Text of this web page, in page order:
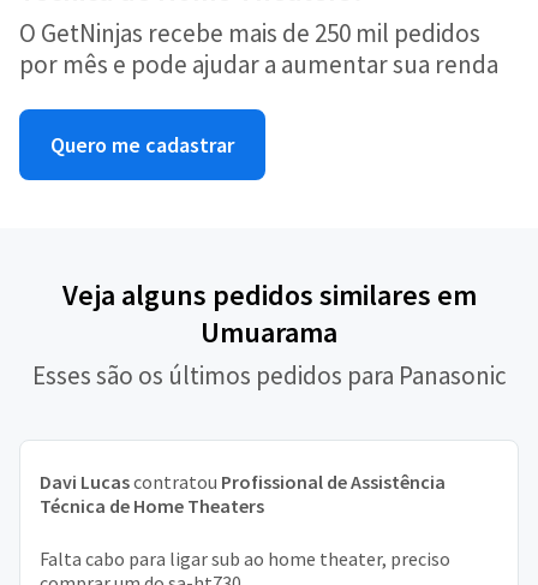
O GetNinjas recebe mais de 250 mil pedidos
por mês e pode ajudar a aumentar sua renda
Quero me cadastrar
Veja alguns pedidos similares em
Umuarama
Esses são os últimos pedidos para Panasonic
Davi Lucascontratou Profissional de Assistência
Técnica de Home Theaters
Falta cabo para ligar sub ao home theater, preciso